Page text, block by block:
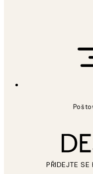
PŘIDEJTE SE